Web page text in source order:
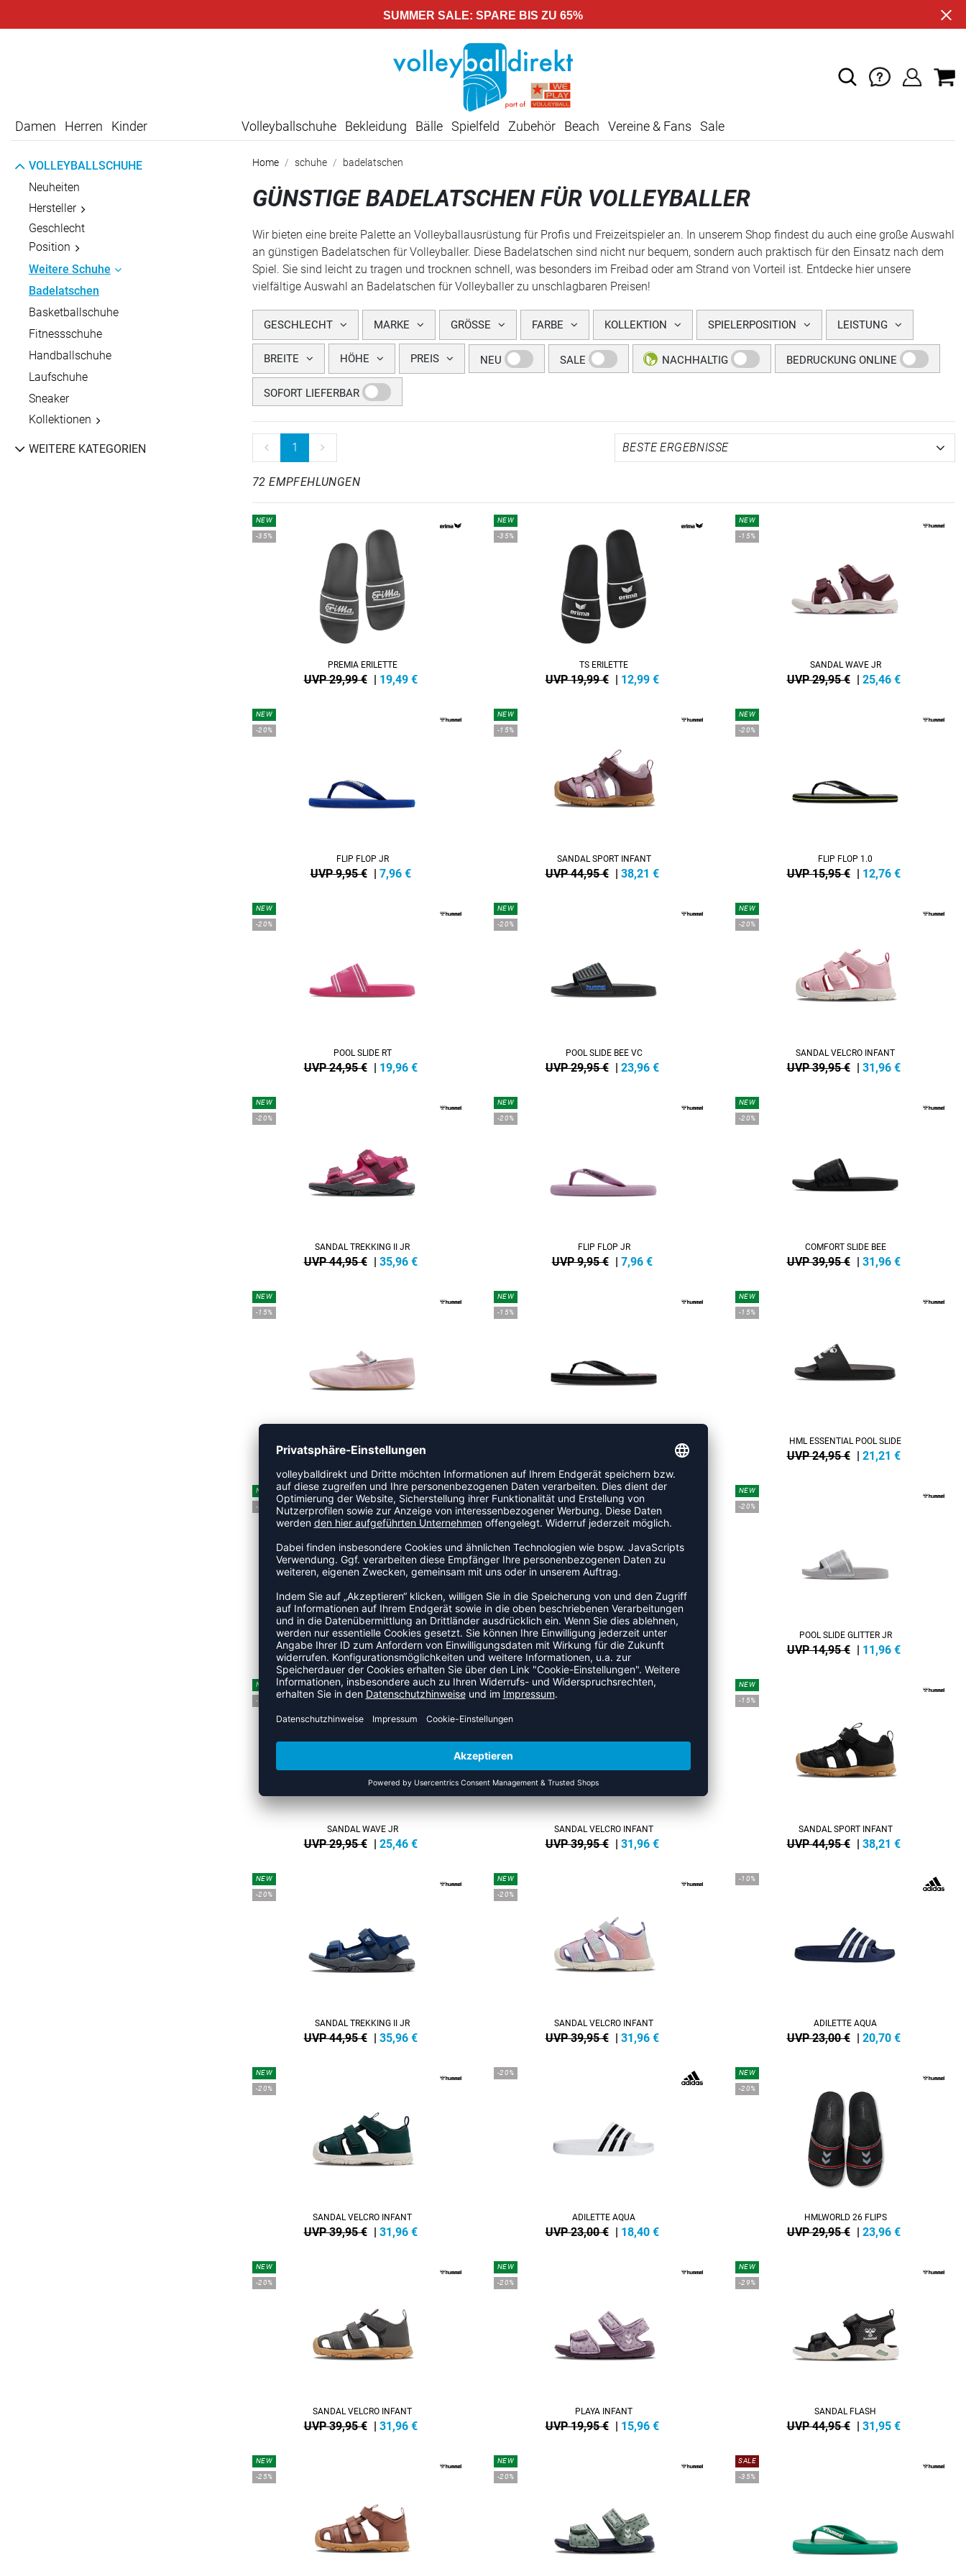
SUMMER SALE: SPARE BIS ZU 65%
Damen Herren Kinder Volleyballschuhe Bekleidung Bälle Spielfeld Zubehör Beach Vereine & Fans Sale
VOLLEYBALLSCHUHE
Neuheiten
Hersteller
Geschlecht
Position
Weitere Schuhe
Badelatschen
Basketballschuhe
Fitnessschuhe
Handballschuhe
Laufschuhe
Sneaker
Kollektionen
WEITERE KATEGORIEN
Home schuhe badelatschen
GÜNSTIGE BADELATSCHEN FÜR VOLLEYBALLER
Wir bieten eine breite Palette an Volleyballausrüstung für Profis und Freizeitspieler an. In unserem Shop findest du auch eine große Auswahl
an günstigen Badelatschen für Volleyballer. Diese Badelatschen sind nicht nur bequem, sondern auch praktisch für den Einsatz nach dem
Spiel. Sie sind leicht zu tragen und trocknen schnell, was besonders im Freibad oder am Strand von Vorteil ist. Entdecke hier unsere
vielfältige Auswahl an Badelatschen für Volleyballer zu unschlagbaren Preisen!
GESCHLECHT MARKE GRÖSSE FARBE KOLLEKTION SPIELERPOSITION LEISTUNG
BREITE HÖHE PREIS NEU SALE NACHHALTIG BEDRUCKUNG ONLINE
SOFORT LIEFERBAR
1
72 EMPFEHLUNGEN
NEW
-35%
PREMIA ERILETTE
UVP 29,99 € | 19,49 €
NEW
-35%
TS ERILETTE
UVP 19,99 € | 12,99 €
NEW
-15%
SANDAL WAVE JR
UVP 29,95 € | 25,46 €
NEW
-20%
FLIP FLOP JR
UVP 9,95 € | 7,96 €
NEW
-15%
SANDAL SPORT INFANT
UVP 44,95 € | 38,21 €
NEW
-20%
FLIP FLOP 1.0
UVP 15,95 € | 12,76 €
NEW
-20%
POOL SLIDE RT
UVP 24,95 € | 19,96 €
NEW
-20%
POOL SLIDE BEE VC
UVP 29,95 € | 23,96 €
NEW
-20%
SANDAL VELCRO INFANT
UVP 39,95 € | 31,96 €
NEW
-20%
SANDAL TREKKING II JR
UVP 44,95 € | 35,96 €
NEW
-20%
FLIP FLOP JR
UVP 9,95 € | 7,96 €
NEW
-20%
COMFORT SLIDE BEE
UVP 39,95 € | 31,96 €
NEW
-15%
UVP 14,95 € |12,71 €
NEW
-15%
NEW
-15%
HML ESSENTIAL POOL SLIDE
UVP 24,95 € | 21,21 €
NEW
-20%
POOL SLIDE RT
UVP 24,95 € |19,96 €
NEW
-15%
HML ESSENTIAL POOL SLIDE
UVP 24,95 € |21,21 €
NEW
-20%
POOL SLIDE GLITTER JR
UVP 14,95 € | 11,96 €
NEW
-15%
SANDAL WAVE JR
UVP 29,95 € | 25,46 €
NEW
-20%
SANDAL VELCRO INFANT
UVP 39,95 € | 31,96 €
NEW
-15%
SANDAL SPORT INFANT
UVP 44,95 € | 38,21 €
NEW
-20%
SANDAL TREKKING II JR
UVP 44,95 € | 35,96 €
NEW
-20%
SANDAL VELCRO INFANT
UVP 39,95 € | 31,96 €
-10%
ADILETTE AQUA
UVP 23,00 € | 20,70 €
NEW
-20%
SANDAL VELCRO INFANT
UVP 39,95 € | 31,96 €
-20%
ADILETTE AQUA
UVP 23,00 € | 18,40 €
NEW
-20%
HMLWORLD 26 FLIPS
UVP 29,95 € | 23,96 €
NEW
-20%
SANDAL VELCRO INFANT
UVP 39,95 € | 31,96 €
NEW
-20%
PLAYA INFANT
UVP 19,95 € | 15,96 €
NEW
-29%
SANDAL FLASH
UVP 44,95 € | 31,95 €
NEW
-25%
NEW
-20%
SALE
-35%